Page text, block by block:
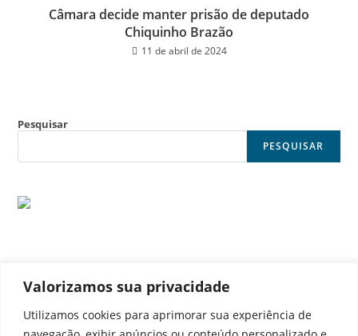
Valorizamos sua privacidade
Utilizamos cookies para aprimorar sua experiência de
Câmara decide manter prisão de deputado
Chiquinho Brazão
11 de abril de 2024
Pesquisar
PESQUISAR